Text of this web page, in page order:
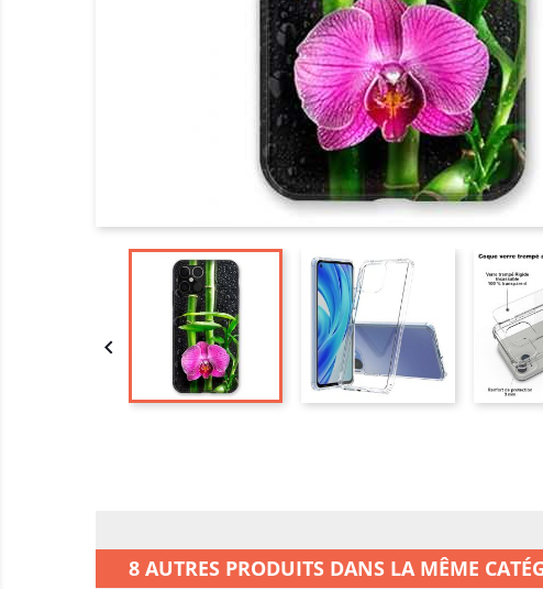

8 AUTRES PRODUITS DANS LA MÊME